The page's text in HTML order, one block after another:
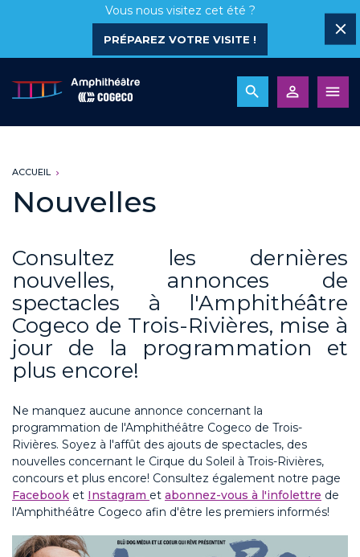
Vous nous visitez cet été ?
PRÉPAREZ VOTRE VISITE !
ACCUEIL
Nouvelles
Consultez les dernières
nouvelles, annonces de
spectacles à l'Amphithéâtre
Cogeco de Trois-Rivières, mise à
jour de la programmation et
plus encore!
Ne manquez aucune annonce concernant la
programmation de l'Amphithéâtre Cogeco de Trois-
Rivières. Soyez à l'affût des ajouts de spectacles, des
nouvelles concernant le Cirque du Soleil à Trois-Rivières,
concours et plus encore! Consultez également notre page
Facebook et Instagram et abonnez-vous à l'infolettre de
l'Amphithéâtre Cogeco afin d'être les premiers informés!